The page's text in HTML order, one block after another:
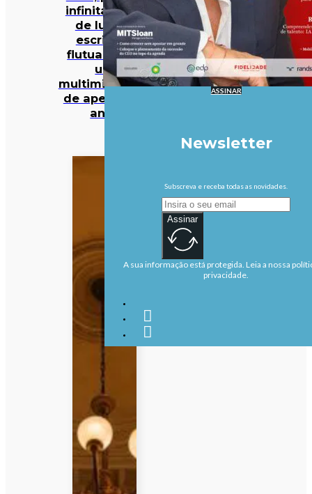
infinita e spa
de luxo: o
escritório
flutuante de
um
multimilionário
de apenas 27
anos
ASSINAR
Newsletter
Subscreva e receba todas as novidades.
Assinar
A sua informação está protegida. Leia a nossa
privacidade.